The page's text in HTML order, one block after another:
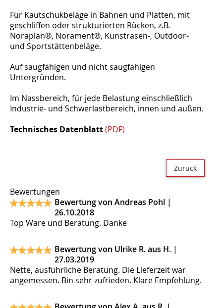
Für Kautschukbeläge in Bahnen und Platten, mit
geschliffen oder strukturierten Rücken, z.B.
Noraplan®, Norament®, Kunstrasen-, Outdoor-
und Sportstättenbeläge.
Auf saugfähigen und nicht saugfähigen
Untergründen.
Im Nassbereich, für jede Belastung einschließlich
Industrie- und Schwerlastbereich, innen und außen.
Technisches Datenblatt(PDF)
Zurück
Bewertungen
Bewertung von Andreas Pohl |
26.10.2018
Top Ware und Beratung. Danke
Bewertung von Ulrike R. aus H. |
27.03.2019
Nette, ausführliche Beratung. Die Lieferzeit war
angemessen. Bin sehr zufrieden. Klare Empfehlung.